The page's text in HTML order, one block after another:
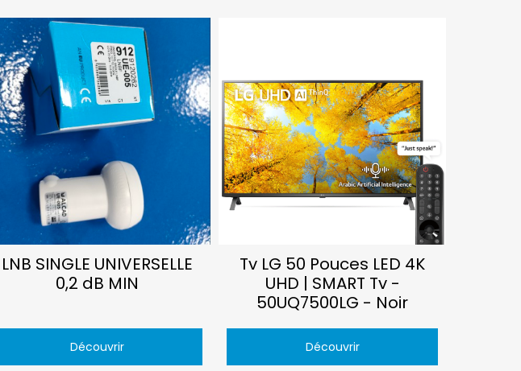
LNB SINGLE UNIVERSELLE
0,2 dB MIN
Découvrir
Tv LG 50 Pouces LED 4K
UHD | SMART Tv -
50UQ7500LG - Noir
Découvrir